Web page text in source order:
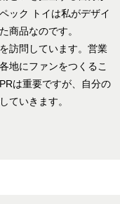
ック トイは私がデザイ
商品なのです。
訪問しています。営業
地にファンをつくるこ
は重要ですが、自分の
ていきます。